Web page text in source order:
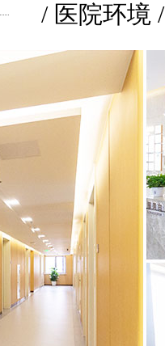
/ 医院环境 /